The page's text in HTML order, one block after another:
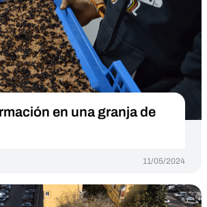
en una granja de
11/05/2024